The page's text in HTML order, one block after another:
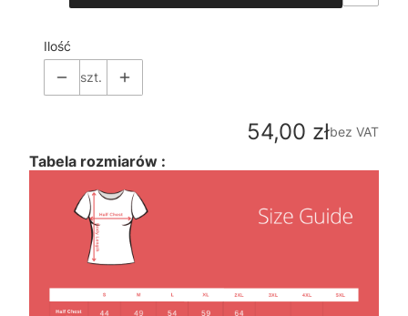
Ilość
szt.
Cena
54,00 złbez VAT
Tabela rozmiarów :